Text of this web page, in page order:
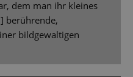
dem man ihr kleines
berührende,
bildgewaltigen